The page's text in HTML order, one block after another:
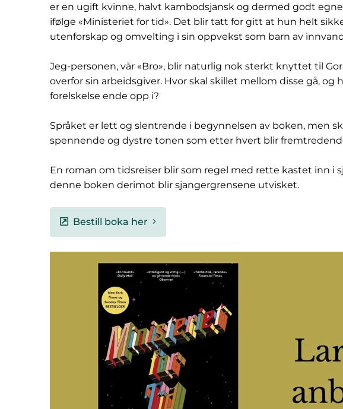
er en ugift kvinne, halvt kambodsjansk og dermed godt
ifølge «Ministeriet for tid». Det blir tatt for gitt at hun helt
utenforskap og omvelting i sin oppvekst som barn av
Jeg-personen, vår «Bro», blir naturlig nok sterkt knyttet til
overfor sin arbeidsgiver. Hvor skal skillet mellom disse gå, og
forelskelse ende opp i?
Språket er lett og slentrende i begynnelsen av boken, men
spennende og dystre tonen som etter hvert blir
En roman om tidsreiser blir som regel med rette kastet inn i
denne boken derimot blir sjangergrensene utvisket.
Bestill boka her